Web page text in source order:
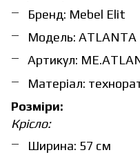
Бренд: Mebel Elit
Модель: ATLANTA
Артикул:
Матеріал:
Розміри:
Крісло:
Ширина: 57 см